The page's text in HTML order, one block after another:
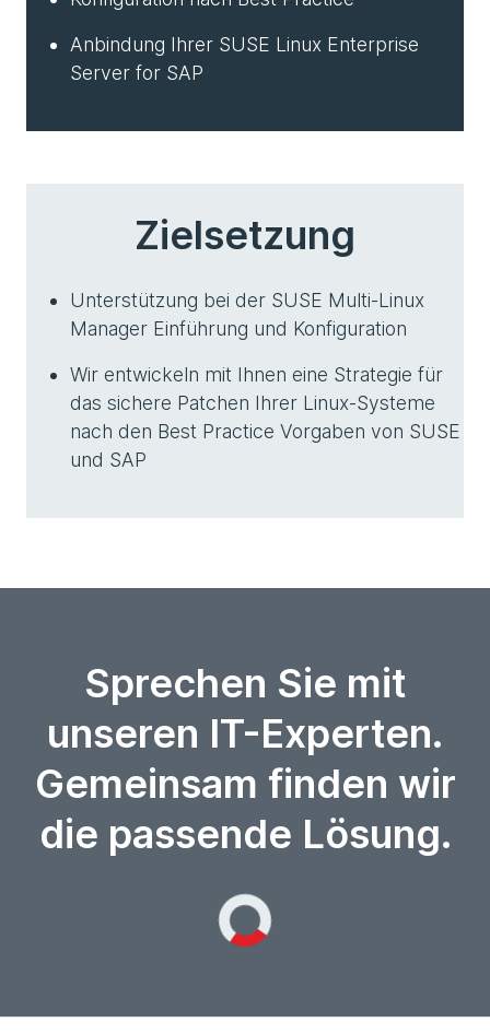
Anbindung Ihrer SUSE Linux Enterprise
Server for SAP
Zielsetzung
Unterstützung bei der SUSE Multi-Linux
Manager Einführung und Konfiguration
Wir entwickeln mit Ihnen eine Strategie für
das sichere Patchen Ihrer Linux-Systeme
nach den Best Practice Vorgaben von SUSE
und SAP
Sprechen Sie mit
unseren IT-Experten.
Gemeinsam finden wir
die passende Lösung.